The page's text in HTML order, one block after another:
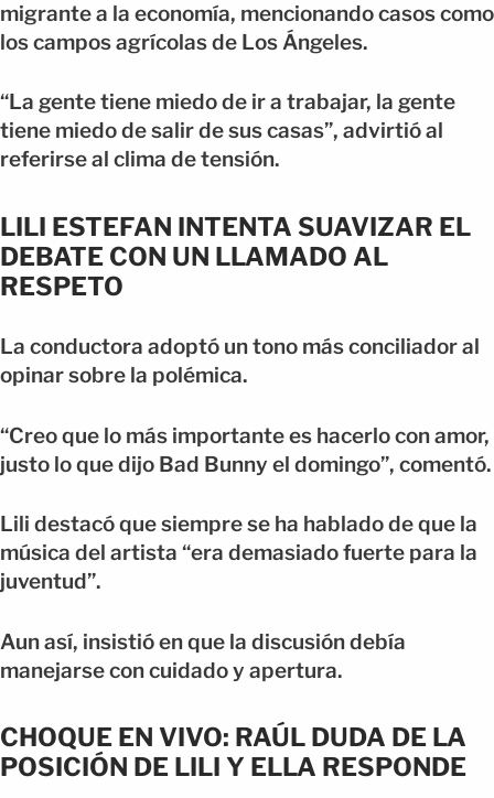
migrante a la economía, mencionando casos como
los campos agrícolas de Los Ángeles.
“La gente tiene miedo de ir a trabajar, la gente
tiene miedo de salir de sus casas”, advirtió al
referirse al clima de tensión.
LILI ESTEFAN INTENTA SUAVIZAR EL
DEBATE CON UN LLAMADO AL
RESPETO
La conductora adoptó un tono más conciliador al
opinar sobre la polémica.
“Creo que lo más importante es hacerlo con amor,
justo lo que dijo Bad Bunny el domingo”, comentó.
Lili destacó que siempre se ha hablado de que la
música del artista “era demasiado fuerte para la
juventud”.
Aun así, insistió en que la discusión debía
manejarse con cuidado y apertura.
CHOQUE EN VIVO: RAÚL DUDA DE LA
POSICIÓN DE LILI Y ELLA RESPONDE